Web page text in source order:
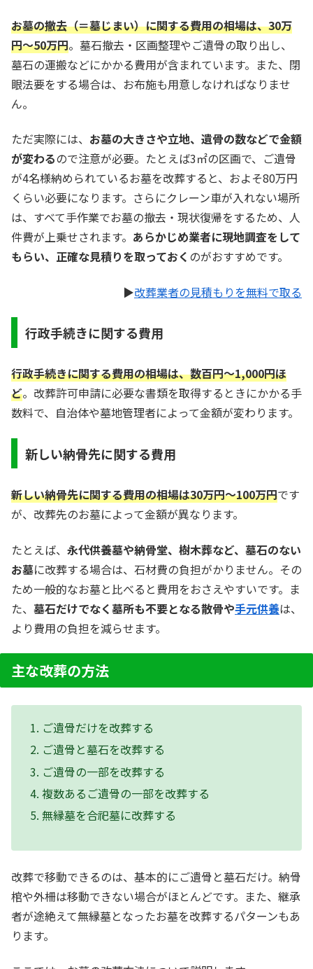
お墓の撤去（＝墓じまい）に関する費用の相場は、30万
円〜50万円。墓石撤去・区画整理やご遺骨の取り出し、
墓石の運搬などにかかる費用が含まれています。また、閉
眼法要をする場合は、お布施も用意しなければなりませ
ん。
ただ実際には、 お墓の大きさや立地、遺骨の数などで金額
が変わるので注意が必要。たとえば3㎡の区画で、ご遺骨
が4名様納められているお墓を改葬すると、およそ80万円
くらい必要になります。さらにクレーン車が入れない場所
は、すべて手作業でお墓の撤去・現状復帰をするため、人
件費が上乗せされます。 あらかじめ業者に現地調査をして
もらい、正確な見積りを取っておく のがおすすめです。
▶改葬業者の見積もりを無料で取る
行政手続きに関する費用
行政手続きに関する費用の相場は、数百円〜1,000円ほ
ど。改葬許可申請に必要な書類を取得するときにかかる手
数料で、自治体や墓地管理者によって金額が変わります。
新しい納骨先に関する費用
新しい納骨先に関する費用の相場は30万円〜100万円です
が、改葬先のお墓によって金額が異なります。
たとえば、 永代供養墓や納骨堂、樹木葬など、墓石のない
お墓に改葬する場合は、石材費の負担がかりません。その
ため一般的なお墓と比べると費用をおさえやすいです。ま
た、 墓石だけでなく墓所も不要となる散骨や手元供養は、
より費用の負担を減らせます。
主な改葬の方法
ご遺骨だけを改葬する
ご遺骨と墓石を改葬する
ご遺骨の一部を改葬する
複数あるご遺骨の一部を改葬する
無縁墓を合祀墓に改葬する
改葬で移動できるのは、基本的にご遺骨と墓石だけ。納骨
棺や外柵は移動できない場合がほとんどです。また、継承
者が途絶えて無縁墓となったお墓を改葬するパターンもあ
ります。